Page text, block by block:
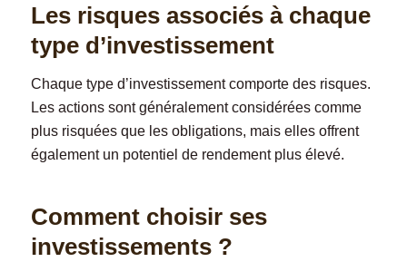
Les risques associés à chaque
type d’investissement
Chaque type d’investissement comporte des risques.
Les actions sont généralement considérées comme
plus risquées que les obligations, mais elles offrent
également un potentiel de rendement plus élevé.
Comment choisir ses
investissements ?